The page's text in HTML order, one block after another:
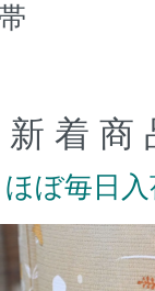
新 着 商
ぼ毎日